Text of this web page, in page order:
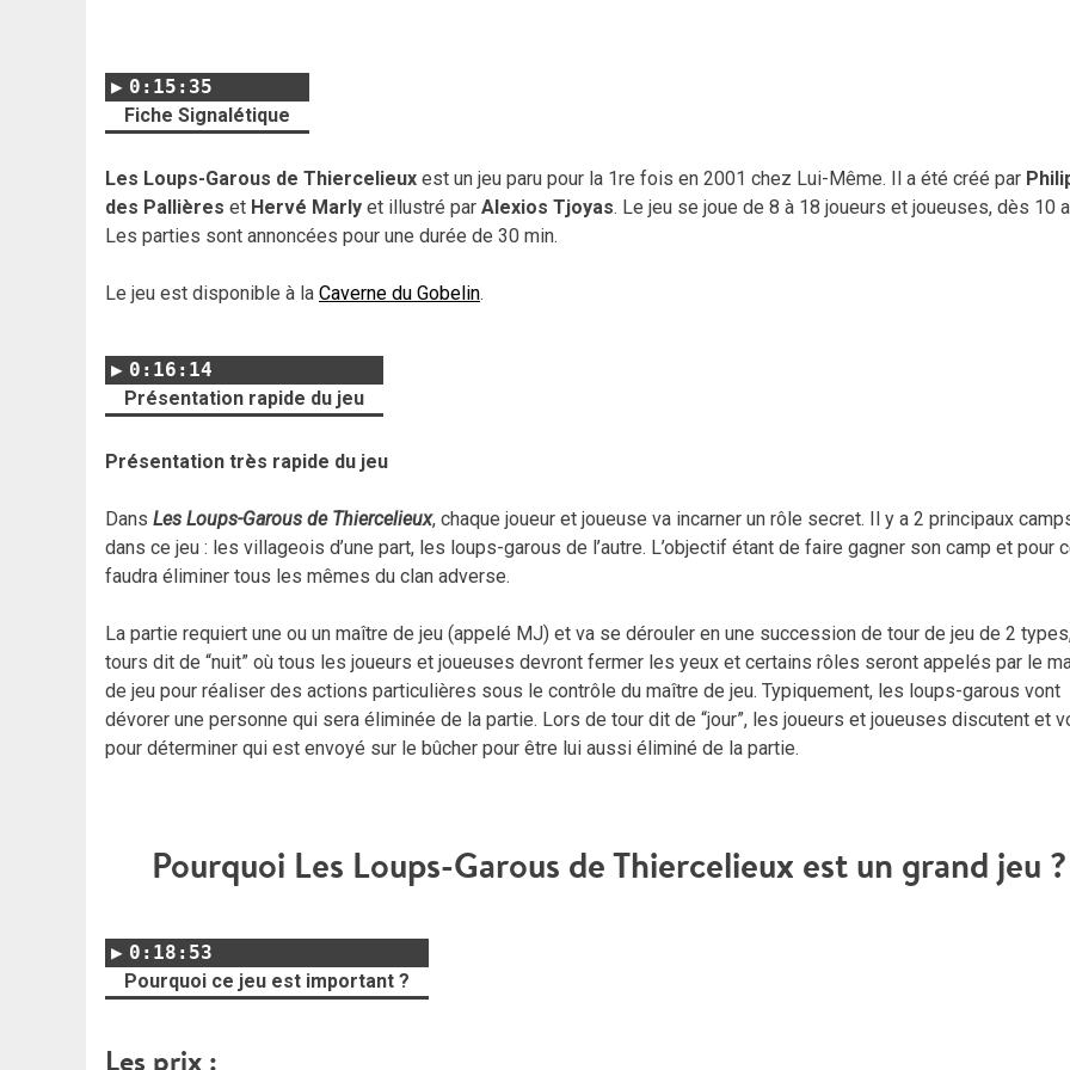
0:15:35
Fiche Signalétique
Les Loups-Garous de Thiercelieux est un jeu paru pour la 1re fois en 2001 chez Lui-Même. Il a été créé par
des Pallières et Hervé Marly et illustré par Alexios Tjoyas. Le jeu se joue de 8 à 18 joueurs et joueuses, dès 10
Les parties sont annoncées pour une durée de 30 min.
Le jeu est disponible à la Caverne du Gobelin.
0:16:14
Présentation rapide du jeu
Présentation très rapide du jeu
Dans Les Loups-Garous de Thiercelieux, chaque joueur et joueuse va incarner un rôle secret. Il y a 2 principaux
dans ce jeu : les villageois d’une part, les loups-garous de l’autre. L’objectif étant de faire gagner son camp et pour
faudra éliminer tous les mêmes du clan adverse.
La partie requiert une ou un maître de jeu (appelé MJ) et va se dérouler en une succession de tour de jeu de 2
tours dit de “nuit” où tous les joueurs et joueuses devront fermer les yeux et certains rôles seront appelés par le
de jeu pour réaliser des actions particulières sous le contrôle du maître de jeu. Typiquement, les loups-garous vont
dévorer une personne qui sera éliminée de la partie. Lors de tour dit de “jour”, les joueurs et joueuses discutent et
pour déterminer qui est envoyé sur le bûcher pour être lui aussi éliminé de la partie.
Pourquoi Les Loups-Garous de Thiercelieux est un grand jeu ?
0:18:53
Pourquoi ce jeu est important ?
Les prix :